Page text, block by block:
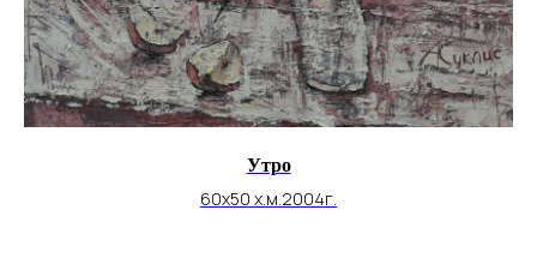
Утро
60х50 х.м.2004г.